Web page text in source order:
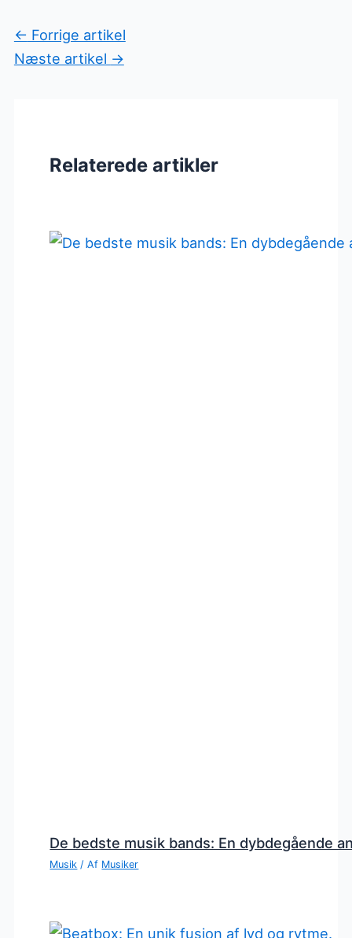
← Forrige artikel
Næste artikel →
Relaterede artikler
De bedste musik bands: En dybdegående
Musik / Af Musiker